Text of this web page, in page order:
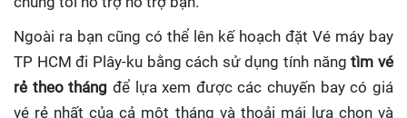
Ngoài ra bạn cũng có thể lên kế hoạch đặt Vé máy bay
TP HCM đi Plây-ku bằng cách sử dụng tính năngtìm vé
rẻ theo tháng để lựa xem được các chuyến bay có giá
vé rẻ nhất của cả một tháng và thoải mái lựa chọn và